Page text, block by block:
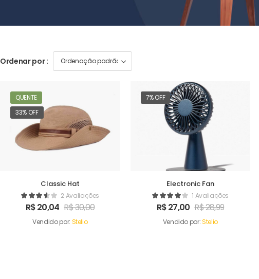
Ordenar por :
QUENTE
33% OFF
Classic Hat
2 Avaliações
R$20,04 R$30,00
Vendido por: Stelio
7% OFF
Electronic Fan
1 Avaliações
R$27,00 R$28,99
Vendido por:Stelio